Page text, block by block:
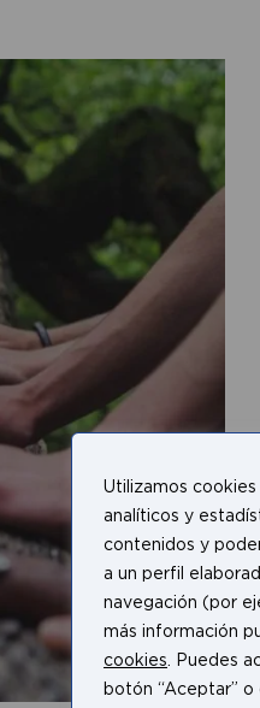
Utilizamos
analíticos y
contenidos y
a un perfil
navegación (por
más información
cookies . Puedes
botón “Aceptar” o